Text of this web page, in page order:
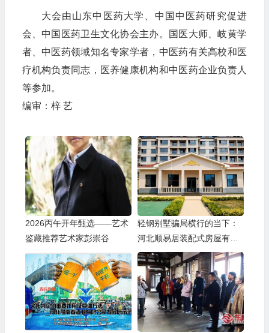
大会由山东中医药大学、中国中医药研究促进
会、中国医药卫生文化协会主办。国医大师、岐黄学
者、中医药领域知名专家学者，中医药有关高校和医
疗机构负责同志，医养健康机构和中医药企业负责人
等参加。
编审：梓 艺
2026丙午开年甄选——艺术
鉴藏推荐艺术家彭崇谷
轻钢别墅骗局横行的当下：
河北顺易居装配式房屋有限
公司的坚守与启示